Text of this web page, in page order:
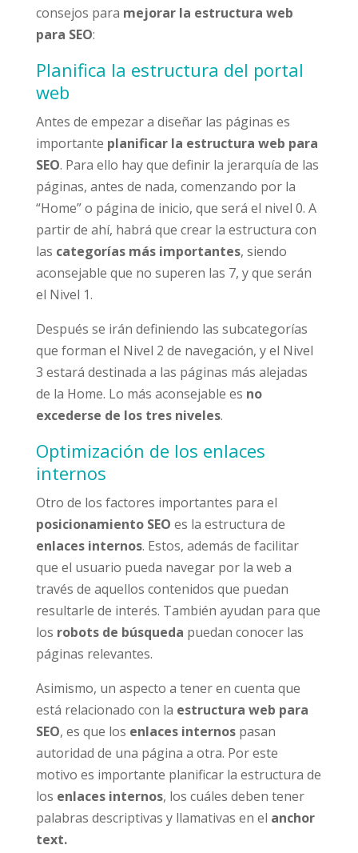
consejos para mejorar la estructura web
para SEO:
Planifica la estructura del portal
web
Antes de empezar a diseñar las páginas es
importante planificar la estructura web para
SEO. Para ello hay que definir la jerarquía de las
páginas, antes de nada, comenzando por la
“Home” o página de inicio, que será el nivel 0. A
partir de ahí, habrá que crear la estructura con
las categorías más importantes, siendo
aconsejable que no superen las 7, y que serán
el Nivel 1.
Después se irán definiendo las subcategorías
que forman el Nivel 2 de navegación, y el Nivel
3 estará destinada a las páginas más alejadas
de la Home. Lo más aconsejable es no
excederse de los tres niveles.
Optimización de los enlaces
internos
Otro de los factores importantes para el
posicionamiento SEO es la estructura de
enlaces internos. Estos, además de facilitar
que el usuario pueda navegar por la web a
través de aquellos contenidos que puedan
resultarle de interés. También ayudan para que
los robots de búsqueda puedan conocer las
páginas relevantes.
Asimismo, un aspecto a tener en cuenta que
está relacionado con la estructura web para
SEO, es que los enlaces internospasan
autoridad de una página a otra. Por este
motivo es importante planificar la estructura de
los enlaces internos, los cuáles deben tener
palabras descriptivas y llamativas en el anchor
text.